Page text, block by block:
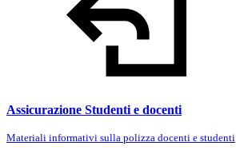
Assicurazione Studenti e docenti
Materiali informativi sulla polizza docenti e studenti